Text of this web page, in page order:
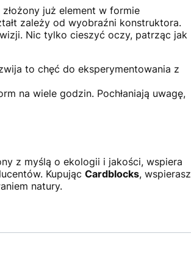
już element w formie
zależy od wyobraźni konstruktora.
Nic tylko cieszyć oczy, patrząc jak
to chęć do eksperymentowania z
na wiele godzin. Pochłaniają uwagę,
z myślą o ekologii i jakości, wspiera
Kupując Cardblocks, wspierasz
natury.